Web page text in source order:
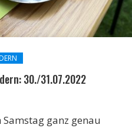
30./31.07.2022
ganz genau